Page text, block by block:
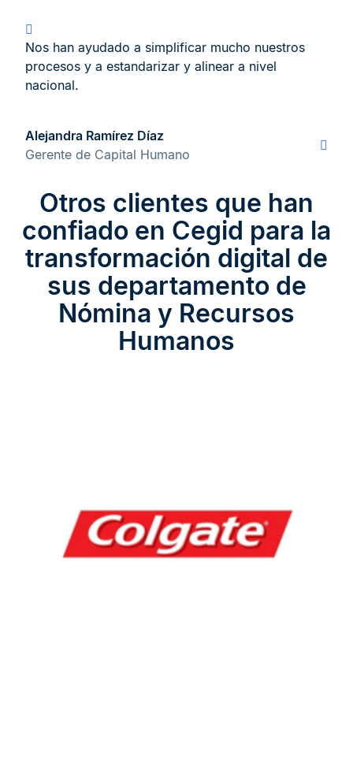
Nos han ayudado a simplificar mucho nuestros
procesos y a estandarizar y alinear a nivel
nacional.
Alejandra Ramírez Díaz
Gerente de Capital Humano
Otros clientes que han
confiado en Cegid para la
transformación digital de
sus departamento de
Nómina y Recursos
Humanos